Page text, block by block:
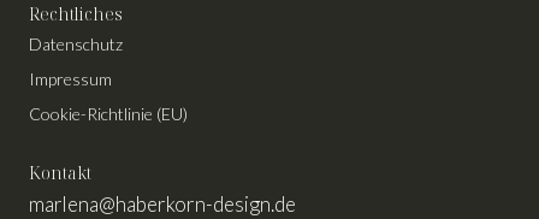
Datenschutz
Impressum
Cookie-Richtlinie (EU)
Rechtliches
Kontakt
marlena@haberkorn-design.de